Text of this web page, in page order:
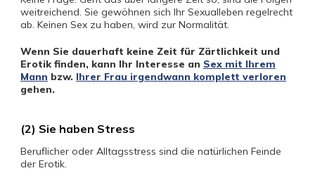
weitreichend. Sie gewöhnen sich Ihr Sexualleben regelrecht
ab. Keinen Sex zu haben, wird zur Normalität.
Wenn Sie dauerhaft keine Zeit für Zärtlichkeit und
Erotik finden, kann Ihr Interesse an Sex mit Ihrem
Mann bzw. Ihrer Frau irgendwann komplett verloren
gehen.
(2) Sie haben Stress
Beruflicher oder Alltagsstress sind die natürlichen Feinde
der Erotik.